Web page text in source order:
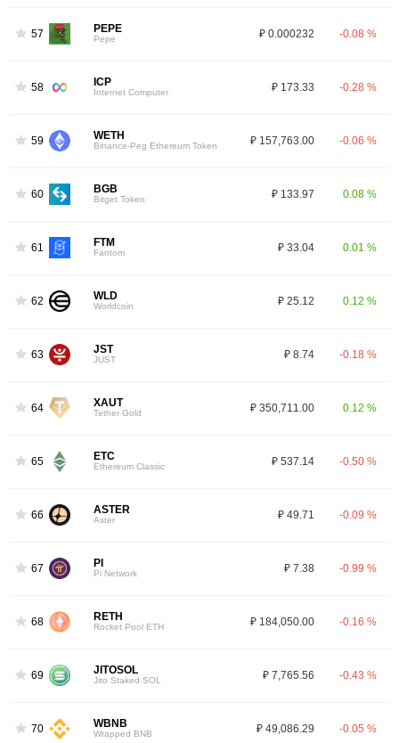
57 PEPE
Pepe ₽ 0.000232 -0.08 %
58 ICP
Internet Computer ₽ 173.33 -0.28 %
59 WETH
Binance-Peg Ethereum Token ₽ 157,763.00 -0.06 %
60 BGB
Bitget Token ₽ 133.97 0.08 %
61 FTM
Fantom ₽ 33.04 0.01 %
62 WLD
Worldcoin ₽ 25.12 0.12 %
63 JST
JUST ₽ 8.74 -0.18 %
64 XAUT
Tether Gold ₽ 350,711.00 0.12 %
65 ETC
Ethereum Classic ₽ 537.14 -0.50 %
66 ASTER
Aster ₽ 49.71 -0.09 %
67 PI
Pi Network ₽ 7.38 -0.99 %
68 RETH
Rocket Pool ETH ₽ 184,050.00 -0.16 %
69 JITOSOL
Jito Staked SOL ₽ 7,765.56 -0.43 %
70 WBNB
Wrapped BNB ₽ 49,086.29 -0.05 %